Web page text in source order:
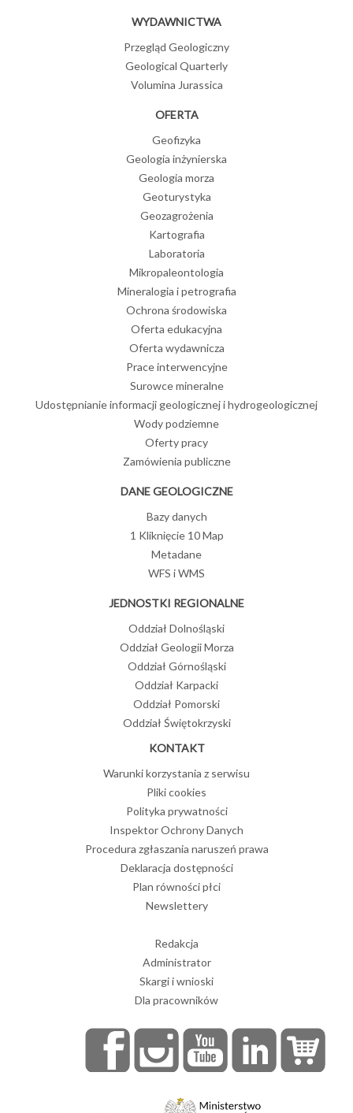
WYDAWNICTWA
Przegląd Geologiczny
Geological Quarterly
Volumina Jurassica
OFERTA
Geofizyka
Geologia inżynierska
Geologia morza
Geoturystyka
Geozagrożenia
Kartografia
Laboratoria
Mikropaleontologia
Mineralogia i petrografia
Ochrona środowiska
Oferta edukacyjna
Oferta wydawnicza
Prace interwencyjne
Surowce mineralne
Udostępnianie informacji geologicznej i hydrogeologicznej
Wody podziemne
Oferty pracy
Zamówienia publiczne
DANE GEOLOGICZNE
Bazy danych
1 Kliknięcie 10 Map
Metadane
WFS i WMS
JEDNOSTKI REGIONALNE
Oddział Dolnośląski
Oddział Geologii Morza
Oddział Górnośląski
Oddział Karpacki
Oddział Pomorski
Oddział Świętokrzyski
KONTAKT
Warunki korzystania z serwisu
Pliki cookies
Polityka prywatności
Inspektor Ochrony Danych
Procedura zgłaszania naruszeń prawa
Deklaracja dostępności
Plan równości płci
Newslettery
Redakcja
Administrator
Skargi i wnioski
Dla pracowników